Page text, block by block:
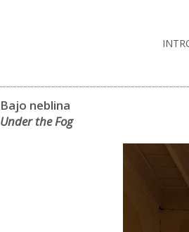
Bajo neblina
Under the Fog